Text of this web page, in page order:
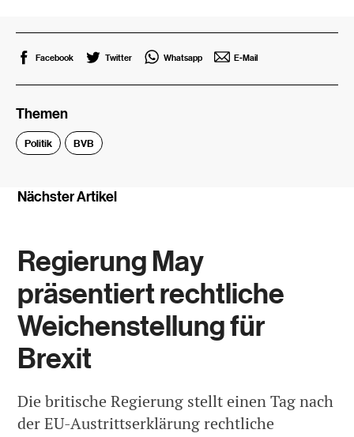
Facebook Twitter Whatsapp E-Mail
Themen
Politik BVB
Nächster Artikel
Regierung May
präsentiert rechtliche
Weichenstellung für
Brexit
Die britische Regierung stellt einen Tag nach
der EU-Austrittserklärung rechtliche